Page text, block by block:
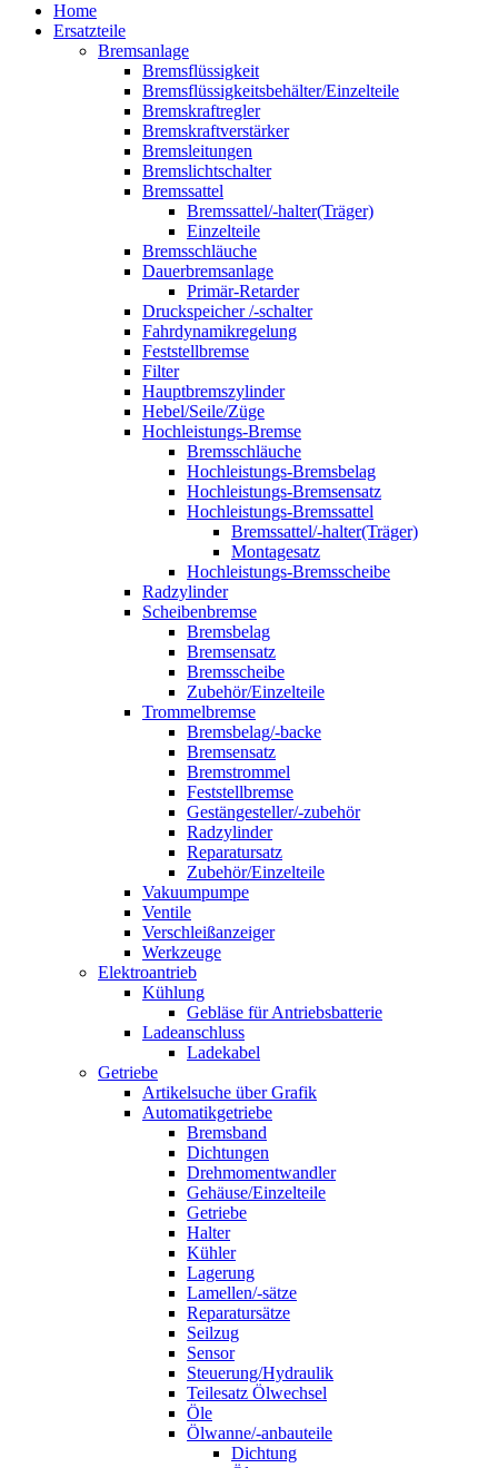
Home
Ersatzteile
Bremsanlage
Bremsflüssigkeit
Bremsflüssigkeitsbehälter/Einzelteile
Bremskraftregler
Bremskraftverstärker
Bremsleitungen
Bremslichtschalter
Bremssattel
Bremssattel/-halter(Träger)
Einzelteile
Bremsschläuche
Dauerbremsanlage
Primär-Retarder
Druckspeicher /-schalter
Fahrdynamikregelung
Feststellbremse
Filter
Hauptbremszylinder
Hebel/Seile/Züge
Hochleistungs-Bremse
Bremsschläuche
Hochleistungs-Bremsbelag
Hochleistungs-Bremsensatz
Hochleistungs-Bremssattel
Bremssattel/-halter(Träger)
Montagesatz
Hochleistungs-Bremsscheibe
Radzylinder
Scheibenbremse
Bremsbelag
Bremsensatz
Bremsscheibe
Zubehör/Einzelteile
Trommelbremse
Bremsbelag/-backe
Bremsensatz
Bremstrommel
Feststellbremse
Gestängesteller/-zubehör
Radzylinder
Reparatursatz
Zubehör/Einzelteile
Vakuumpumpe
Ventile
Verschleißanzeiger
Werkzeuge
Elektroantrieb
Kühlung
Gebläse für Antriebsbatterie
Ladeanschluss
Ladekabel
Getriebe
Artikelsuche über Grafik
Automatikgetriebe
Bremsband
Dichtungen
Drehmomentwandler
Gehäuse/Einzelteile
Getriebe
Halter
Kühler
Lagerung
Lamellen/-sätze
Reparatursätze
Seilzug
Sensor
Steuerung/Hydraulik
Teilesatz Ölwechsel
Öle
Ölwanne/-anbauteile
Dichtung